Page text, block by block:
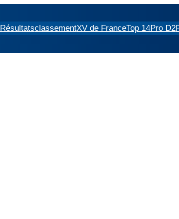
RésultatsclassementXV de FranceTop 14Pro D2